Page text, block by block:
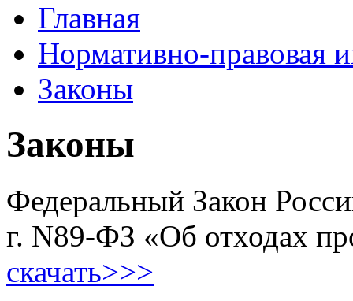
Главная
Нормативно-правовая
Законы
Законы
Федеральный Закон
г. N89-ФЗ «Об отходах
скачать>>>